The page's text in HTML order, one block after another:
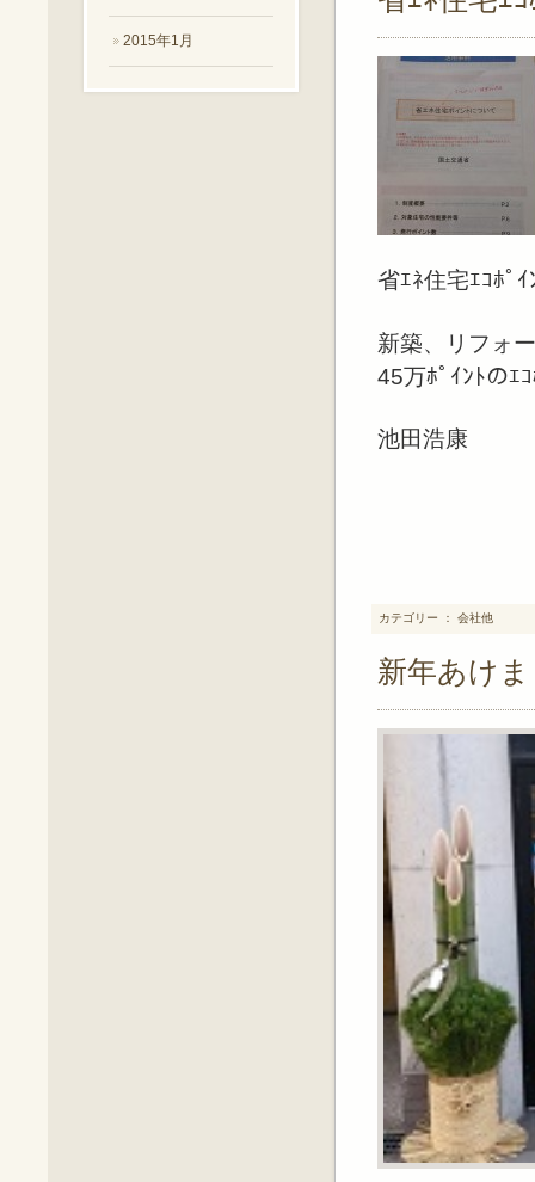
2015年1月
省ｴﾈ住宅ｴｺﾎﾟ
新築、リフォ
45万ﾎﾟｲﾝﾄのｴ
池田浩康
カテゴリー ： 会社他
新年あけ